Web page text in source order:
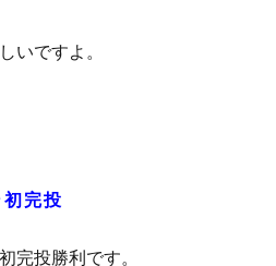
いですよ。
完投
完投勝利です。